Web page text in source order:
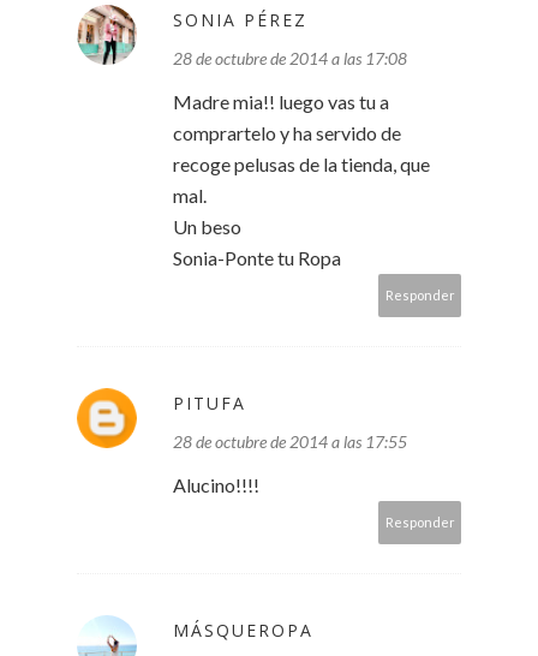
SONIA PÉREZ
28 de octubre de 2014 a las 17:08
Madre mia!! luego vas tu a
comprartelo y ha servido de
recoge pelusas de la tienda, que
mal.
Un beso
Sonia-Ponte tu Ropa
Responder
PITUFA
28 de octubre de 2014 a las 17:55
Alucino!!!!
Responder
MÁSQUEROPA